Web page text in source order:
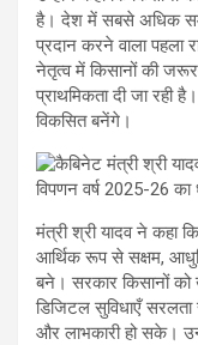
है। देश में सबसे अधिक
प्रदान करने वाला पहला
नेतृत्व में किसानों की
प्राथमिकता दी जा रही
विकसित बनेंगे।
मंत्री श्री यादव ने कहा
आर्थिक रूप से सक्षम,
बने। सरकार किसानों
डिजिटल सुविधाएँ
और लाभकारी हो सके।